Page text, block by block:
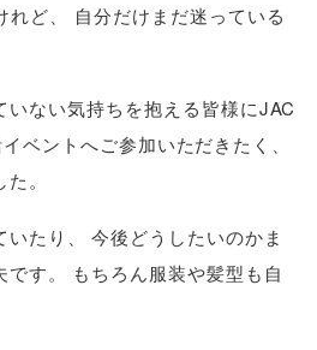
れど
自分だけまだ迷っている
いない気持ちを抱える皆様にJAC
ベントへご参加いただきたく
た 。
いたり
今後どうしたいのかま
です。
もちろん服装や髪型も自